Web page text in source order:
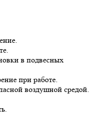
в подвесных
при работе.
воздушной средой.